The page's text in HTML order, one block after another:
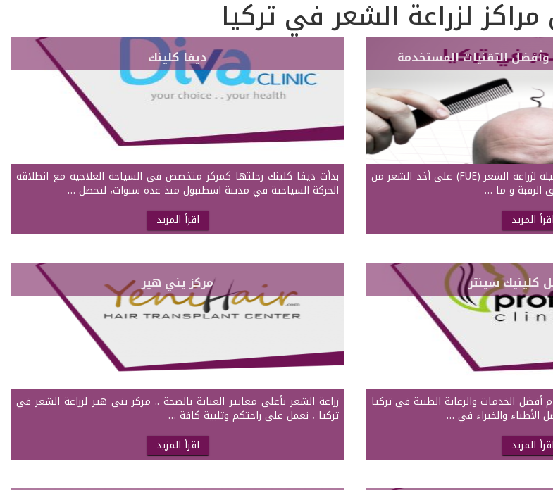
لزراعة الشعر في تركيا
وأفضل التقنيات المستخدمة
تعتمد عملية وحدة اقتطاف البصيلة لزراعة الشعر (FUE) على أخذ الشعر من
الرقبة و ما …
اقرأ المزيد
ديفا كلينك
بدأت ديفا كلينك رحلتها كمركز متخصص في السياحة العلاجية مع انطلاقة
الحركة السياحية في مدينة اسطنبول منذ عدة سنوات، لتحصل …
اقرأ المزيد
كلينيك سينتر
أفضل الخدمات والرعاية الطبية في تركيا
والخبراء في …
اقرأ المزيد
مركز يني هير
زراعة الشعر بأعلى معايير العناية بالصحة .. مركز يني هير لزراعة الشعر في
تركيا ، نعمل على راحتكم وتلبية كافة …
اقرأ المزيد